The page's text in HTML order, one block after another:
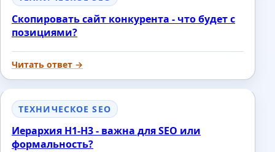
Скопировать сайт конкурента - что будет с
позициями?
Читать ответ →
ТЕХНИЧЕСКОЕ SEO
Иерархия H1-H3 - важна для SEO или
формальность?